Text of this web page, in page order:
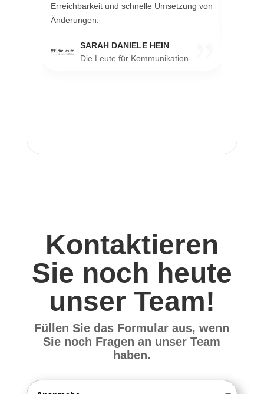
Erreichbarkeit und schnelle Umsetzung von
Änderungen.
SARAH DANIELE HEIN
Die Leute für Kommunikation
Kontaktieren
Sie noch heute
unser Team!
Füllen Sie das Formular aus, wenn
Sie noch Fragen an unser Team
haben.